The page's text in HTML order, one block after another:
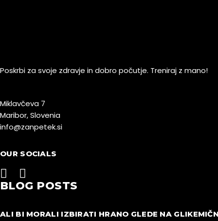
Poskrbi za svoje zdravje in dobro počutje. Treniraj z mano!
Miklavčeva 7
Maribor, Slovenia
info@zanpetek.si
OUR SOCIALS
BLOG POSTS
ALI BI MORALI IZBIRATI HRANO GLEDE NA